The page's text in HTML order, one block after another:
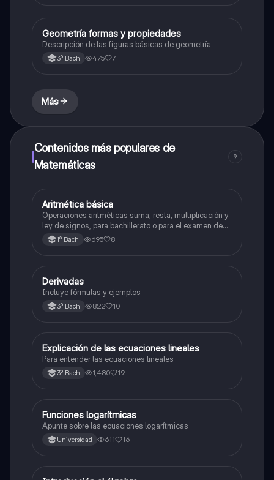
Geometría y trigonometría
Geometría formas y propiedades
Descripción de las figuras básicas de geometría
3º Bach 475 7
Más
Contenidos más populares de
Matemáticas
9
Matemáticas
Aritmética básica
Operaciones aritméticas suma, resta, multiplicación y
ley de signos, para bachillerato o para el examen de
admisión a la universidad
1º Bach 695 8
Matemáticas
Derivadas
Incluye fórmulas y ejemplos
3º Bach 822 10
Álgebra
Explicación de las ecuaciones lineales
Para entender las ecuaciones lineales
3º Bach 1,480 19
Matemáticas
Funciones logarítmicas
Apunte sobre las ecuaciones logarítmicas
Universidad 611 16